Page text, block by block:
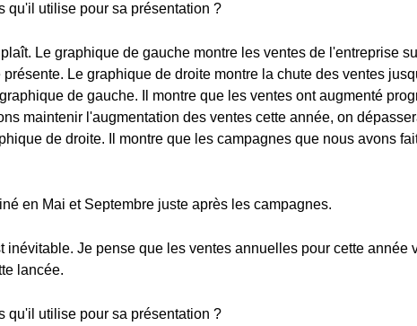
qu'il utilise pour sa présentation ?
Le graphique de gauche montre les ventes de l'entreprise
Le graphique de droite montre la chute des ventes
de gauche. Il montre que les ventes ont augmenté
maintenir l'augmentation des ventes cette année, on
de droite. Il montre que les campagnes que nous avons
en Mai et Septembre juste après les campagnes.
inévitable. Je pense que les ventes annuelles pour cette année
lancée.
qu'il utilise pour sa présentation ?